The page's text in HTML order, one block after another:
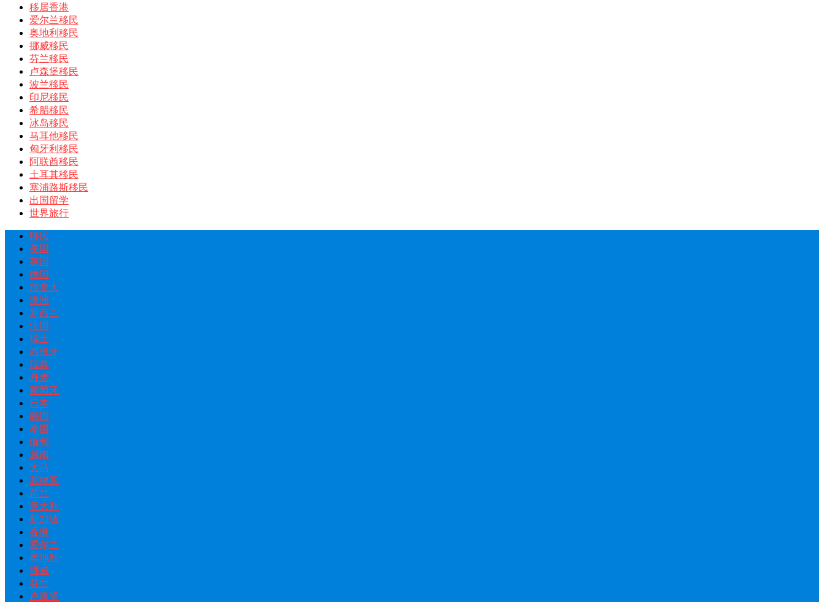
移居香港
爱尔兰移民
奥地利移民
挪威移民
芬兰移民
卢森堡移民
波兰移民
印尼移民
希腊移民
冰岛移民
马耳他移民
匈牙利移民
阿联酋移民
土耳其移民
塞浦路斯移民
出国留学
世界旅行
移民
美国
英国
德国
加拿大
澳洲
新西兰
法国
瑞士
西班牙
瑞典
丹麦
葡萄牙
日本
韩国
泰国
缅甸
越南
大马
菲律宾
荷兰
意大利
新加坡
香港
爱尔兰
奥地利
挪威
芬兰
卢森堡